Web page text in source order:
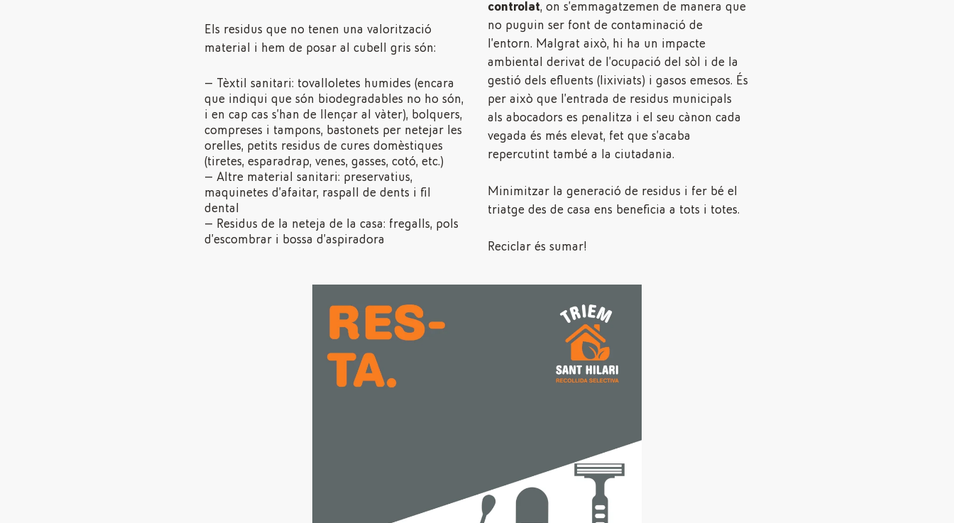
Els residus que no tenen una valorització
material i hem de posar al cubell gris són:
Tèxtil sanitari: tovalloletes humides (encara
que indiqui que són biodegradables no ho són,
i en cap cas s’han de llençar al vàter), bolquers,
compreses i tampons, bastonets per netejar les
orelles, petits residus de cures domèstiques
(tiretes, esparadrap, venes, gasses, cotó, etc.)
Altre material sanitari: preservatius,
maquinetes d’afaitar, raspall de dents i fil
dental
Residus de la neteja de la casa: fregalls, pols
d’escombrar i bossa d’aspiradora
controlat, on s’emmagatzemen de manera que
no puguin ser font de contaminació de
l’entorn. Malgrat això, hi ha un impacte
ambiental derivat de l’ocupació del sòl i de la
gestió dels efluents (lixiviats) i gasos emesos. És
per això que l’entrada de residus municipals
als abocadors es penalitza i el seu cànon cada
vegada és més elevat, fet que s’acaba
repercutint també a la ciutadania.
Minimitzar la generació de residus i fer bé el
triatge des de casa ens beneficia a tots i totes.
Reciclar és sumar!